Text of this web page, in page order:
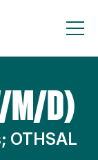
M/D)
OTHSAL